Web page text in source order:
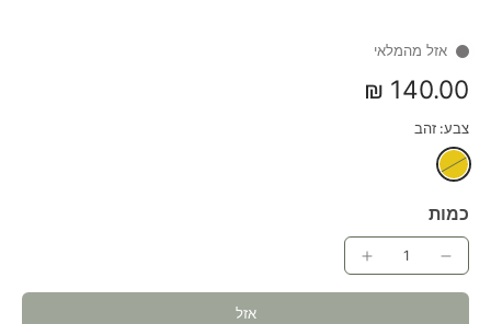
אזל מהמלאי
140.00 ₪
צבע: זהב
כמות
אזל